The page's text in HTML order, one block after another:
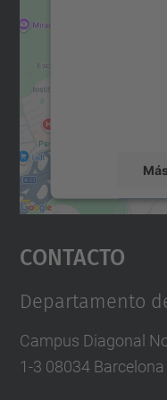
powered by
Contacto
Departamento
Campus Diagonal
1-3 08034 Barcelona